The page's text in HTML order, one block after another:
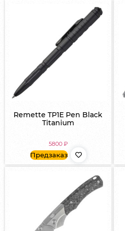
Remette TP1E Pen Black
Titanium
5800 ₽
Предзаказ